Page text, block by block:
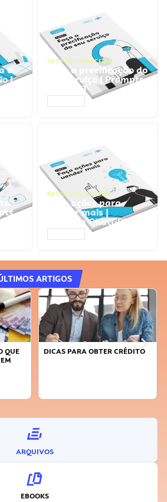
o
|
GESTÃO FINANCEIRA
Faça a precificação do
seu serviço | Prompts
ChatGPT
NEGÓCIOS, VENDAS
Faça ações para
vender mais |
Prompts ChatGPT
ARTIGOS
QUE
DICAS PARA OBTER CRÉDITO
ARQUIVOS
EBOOKS